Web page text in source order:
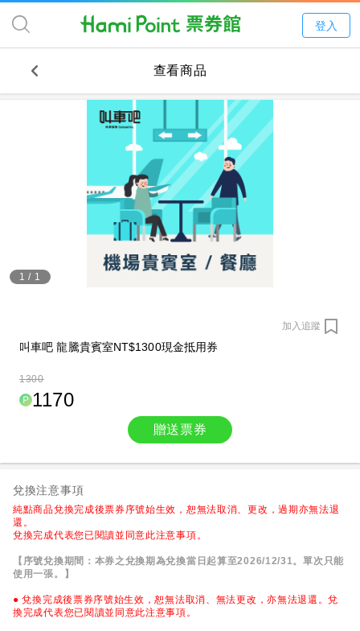
登入
查看商品
1 / 1
加入追蹤
叫車吧 龍騰貴賓室NT$1300現金抵用券
1300
1170
贈送票券
兌換注意事項
純點商品兌換完成後票券序號始生效，恕無法取消、更改，過期亦無法退
還。
兌換完成代表您已閱讀並同意此注意事項。
【序號兌換期間：本券之兌換期為兌換當日起算至2026/12/31。單次只能
使用一張。】
● 兌換完成後票券序號始生效，恕無法取消、無法更改，亦無法退還。兌
換完成代表您已閱讀並同意此注意事項。